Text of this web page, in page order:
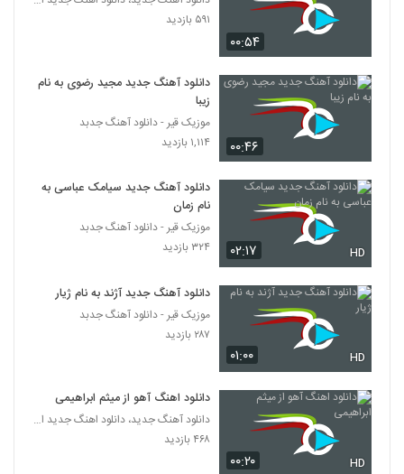
۰۰:۵۴
۵۹۱ بازدید
۰۰:۴۶
دانلود آهنگ جدید مجید رضوی به نام
زیبا
موزیک قیر - دانلود آهنگ جدبد
۱,۱۱۴ بازدید
۰۲:۱۷ HD
دانلود آهنگ جدید سیامک عباسی به
نام زمان
موزیک قیر - دانلود آهنگ جدبد
۳۲۴ بازدید
۰۱:۰۰ HD
دانلود آهنگ جدید آژند به نام ژیار
موزیک قیر - دانلود آهنگ جدبد
۲۸۷ بازدید
۰۰:۲۰ HD
دانلود اهنگ آهو از میثم ابراهیمی
دانلود آهنگ جدید، دانلود اهنگ جدید ایرانی
۴۶۸ بازدید